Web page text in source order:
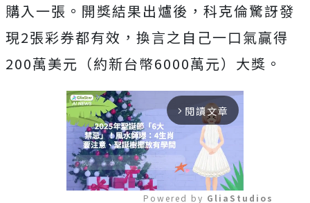
購入一張。開獎結果出爐後，科克倫驚訝發
現2張彩券都有效，換言之自己一口氣贏得
200萬美元（約新台幣6000萬元） 大獎。
arrow_forward_ios 閱讀文章
Powered by GliaStudios